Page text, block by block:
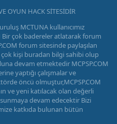
OYUN HACK SİTESİDİR
MCTUNA kullanıcımız
Bir çok badereler atlatarak forum
forum sitesinde paylaşılan
kişi buradan bilgi sahibi olup
devam etmektedir MCPSP.COM
yaptığı çalışmalar ve
öncü olmuştur,MCPSP.COM
ve yeni katılacak olan değerli
sunmaya devam edecektir Bizi
katkıda bulunan bütün